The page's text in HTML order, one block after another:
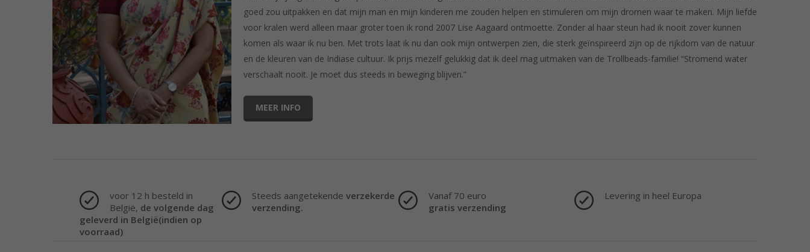
goed zou uitpakken en dat mijn man en mijn kinderen me zouden helpen en stimuleren om mijn dromen waar te maken. Mijn liefde
voor kralen werd alleen maar groter toen ik rond 2007 Lise Aagaard ontmoette. Zonder al haar steun had ik nooit zover kunnen
komen als waar ik nu ben. Met trots laat ik nu dan ook mijn ontwerpen zien, die sterk geïnspireerd zijn op de rijkdom van de natuur
en de kleuren van de Indiase cultuur. Ik prijs mezelf gelukkig dat ik deel mag uitmaken van de Trollbeads-familie! “Stromend water
verschaalt nooit. Je moet dus steeds in beweging blijven.”
MEER INFO
voor 12 h besteld in
België, de volgende dag
geleverd in België(indien op
voorraad)
Steeds aangetekendeverzekerde
verzending.
Vanaf 70 euro
gratis verzending
Levering in heel Europa